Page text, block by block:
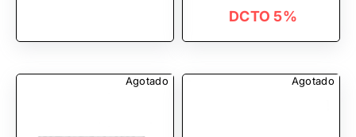
DCTO 5%
Agotado Agotado